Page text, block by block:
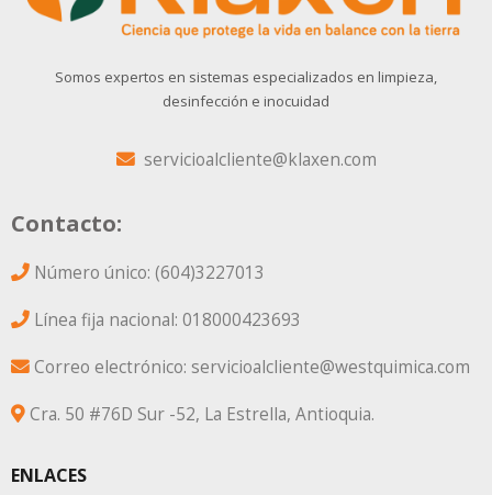
Somos expertos en sistemas especializados en limpieza,
desinfección e inocuidad
servicioalcliente@klaxen.com
Contacto:
Número único: (604)3227013
Línea fija nacional: 018000423693
Correo electrónico: servicioalcliente@westquimica.com
Cra. 50 #76D Sur -52, La Estrella, Antioquia.
ENLACES